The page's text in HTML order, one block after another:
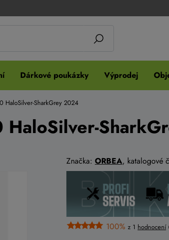
Dárkové poukázky Výprodej
HaloSilver-SharkGrey 2024
HaloSilver-
Značka: ORBEA, katalogové
100% z 1 hodnocení